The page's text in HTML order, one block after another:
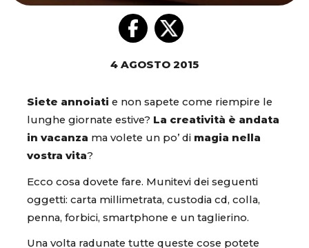
4 AGOSTO 2015
Siete annoiati e non sapete come riempire le
lunghe giornate estive? La creatività è andata
in vacanza ma volete un po’ di magia nella
vostra vita?
Ecco cosa dovete fare. Munitevi dei seguenti
oggetti: carta millimetrata, custodia cd, colla,
penna, forbici, smartphone e un taglierino.
Una volta radunate tutte queste cose potete